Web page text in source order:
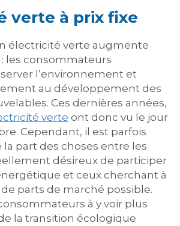
verte à prix fixe
électricité verte augmente
les consommateurs
l’environnement et
au développement des
Ces dernières années,
verte ont donc vu le jour
Cependant, il est parfois
la part des choses entre les
désireux de participer
et ceux cherchant à
parts de marché possible.
à y voir plus
la transition écologique